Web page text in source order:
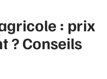
: prix
? Conseils